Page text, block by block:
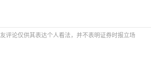
评论仅供其表达个人看法，并不表明证券时报立场